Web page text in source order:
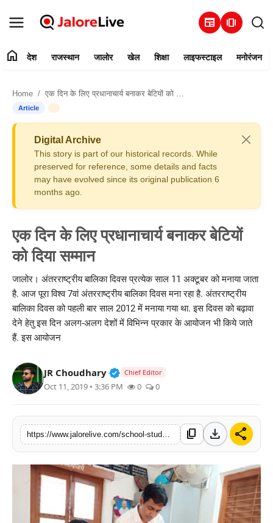
newspaper amp_stories
संपर्क करें
राजस्थान
खेल
शिक्षा
लाइफस्टाइल
मनोरंजन
विशेष
home देश राजस्थान जालोर खेल शिक्षा लाइफस्टाइल मनोरंजन
Home एक दिन के लिए प्रधानाचार्य बनाकर बेटियों को दिया सम्मान
Article
Digital Archive
This story is part of our historical records. While
preserved for reference, some details and facts
may have evolved since its original publication 6
months ago.
एक दिन के लिए प्रधानाचार्य बनाकर बेटियों
को दिया सम्मान
जालोर। अंतरराष्ट्रीय बालिका दिवस प्रत्येक साल 11 अक्टूबर को मनाया जाता
है. आज पूरा विश्व 7वां अंतरराष्ट्रीय बालिका दिवस मना रहा है. अंतरराष्ट्रीय
बालिका दिवस को पहली बार साल 2012 में मनाया गया था. इस दिवस को बढ़ावा
देने हेतु इस दिन अलग-अलग देशों में विभिन्न प्रकार के आयोजन भी किये जाते
हैं. इस आयोजन
JR Choudhary Verified Public Figure • 30 Mar,
Chief Editor
Oct 11, 2019 • 3:36 PM 0 0
content_copy download share